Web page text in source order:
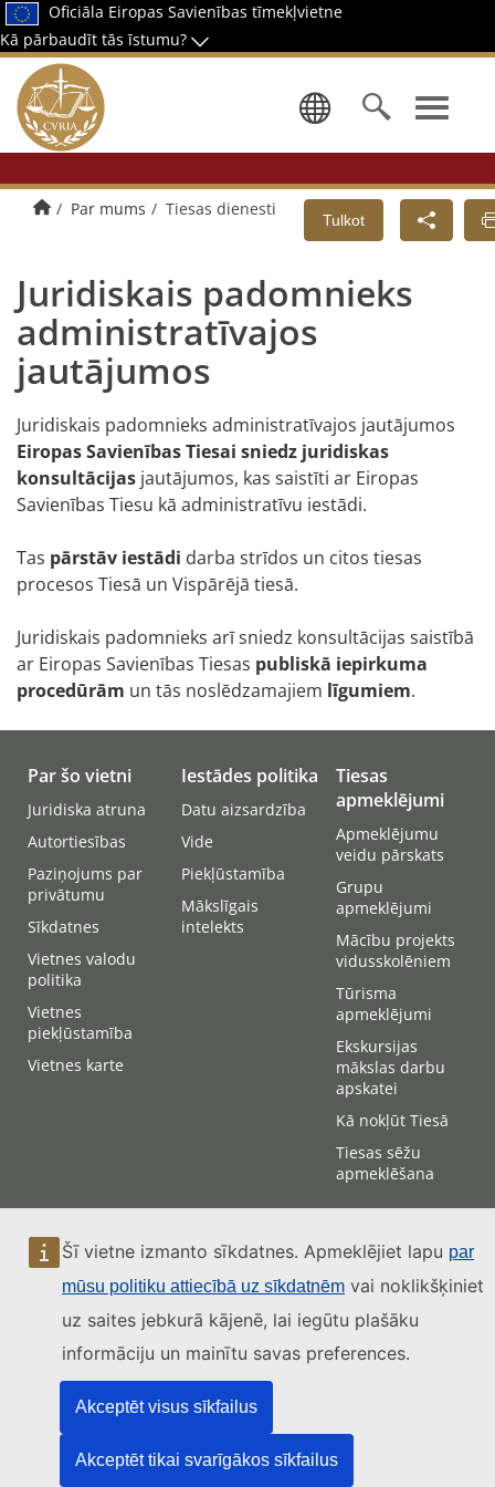
Šī vietne izmanto sīkdatnes. Apmeklējiet lapu par
mūsu politiku attiecībā uz sīkdatnēm vai noklikšķiniet
uz saites jebkurā kājenē, lai iegūtu plašāku
informāciju un mainītu savas preferences.
Akceptēt visus sīkfailus
Akceptēt tikai svarīgākos sīkfailus
Oficiāla Eiropas Savienības tīmekļvietne
Kā pārbaudīt tās īstumu?
Izvēlēties
Sākumlapa
Par mums Tiesas dienesti
Tulkot
Juridiskais padomnieks
administratīvajos
jautājumos
Juridiskais padomnieks administratīvajos jautājumos
Eiropas Savienības Tiesai sniedz juridiskas
konsultācijas jautājumos, kas saistīti ar Eiropas
Savienības Tiesu kā administratīvu iestādi.
Tas pārstāv iestādi darba strīdos un citos tiesas
procesos Tiesā un Vispārējā tiesā.
Juridiskais padomnieks arī sniedz konsultācijas saistībā
ar Eiropas Savienības Tiesas publiskā iepirkuma
procedūrām un tās noslēdzamajiem līgumiem.
Par šo vietni
Juridiska atruna
Autortiesības
Paziņojums par
privātumu
Sīkdatnes
Vietnes valodu
politika
Vietnes
piekļūstamība
Vietnes karte
Iestādes politika
Datu aizsardzība
Vide
Piekļūstamība
Mākslīgais
intelekts
Tiesas
apmeklējumi
Apmeklējumu
veidu pārskats
Grupu
apmeklējumi
Mācību projekts
vidusskolēniem
Tūrisma
apmeklējumi
Ekskursijas
mākslas darbu
apskatei
Kā nokļūt Tiesā
Tiesas sēžu
apmeklēšana